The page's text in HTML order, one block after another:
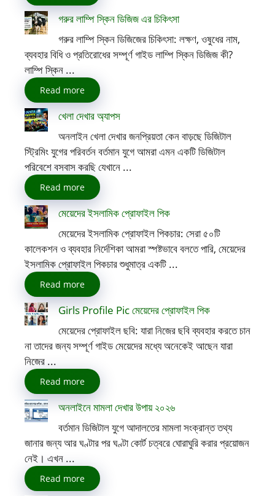
গরুর লাম্পি স্কিন ডিজিজ এর চিকিৎসা
গরুর লাম্পি স্কিন ডিজিজের চিকিৎসা: লক্ষণ, ওষুধের নাম,
ব্যবহার বিধি ও প্রতিরোধের সম্পূর্ণ গাইড লাম্পি স্কিন ডিজিজ কী?
লাম্পি স্কিন ...
Read more
খেলা দেখার অ্যাপস
অনলাইন খেলা দেখার জনপ্রিয়তা কেন বাড়ছে ডিজিটাল
স্ট্রিমিং যুগের পরিবর্তন বর্তমান যুগে আমরা এমন একটি ডিজিটাল
পরিবেশে বসবাস করছি যেখানে ...
Read more
মেয়েদের ইসলামিক প্রোফাইল পিক
মেয়েদের ইসলামিক প্রোফাইল পিকচার: সেরা ৫০টি
কালেকশন ও ব্যবহার নির্দেশিকা আমরা স্পষ্টভাবে বলতে পারি, মেয়েদের
ইসলামিক প্রোফাইল পিকচার শুধুমাত্র একটি ...
Read more
Girls Profile Pic মেয়েদের প্রোফাইল পিক
মেয়েদের প্রোফাইল ছবি: যারা নিজের ছবি ব্যবহার করতে চান
না তাদের জন্য সম্পূর্ণ গাইড মেয়েদের মধ্যে অনেকেই আছেন যারা
নিজের ...
Read more
অনলাইনে মামলা দেখার উপায় ২০২৬
বর্তমান ডিজিটাল যুগে আদালতের মামলা সংক্রান্ত তথ্য
জানার জন্য আর ঘণ্টার পর ঘণ্টা কোর্ট চত্বরে ঘোরাঘুরি করার প্রয়োজন
নেই। এখন ...
Read more